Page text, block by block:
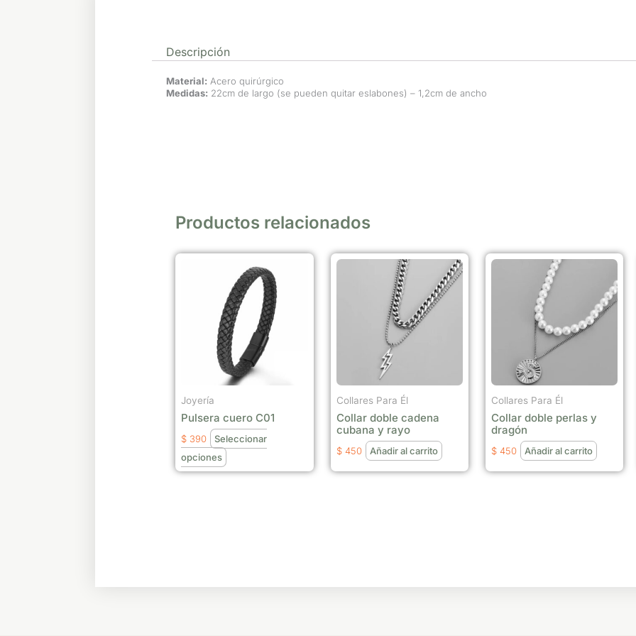
Descripción
Material: Acero quirúrgico
Medidas: 22cm de largo (se pueden quitar eslabones) – 1,2cm de ancho
Productos relacionados
Joyería
Pulsera cuero C01
$ 390
Seleccionar
opciones
producto
tiene
múltiples
variantes.
Las
opciones
elegir
en
la
Collares Para Él
Collar doble cadena
cubana y rayo
$450 Añadir al carrito
Collares Para Él
Collar doble perlas y
dragón
$450 Añadir al carrito